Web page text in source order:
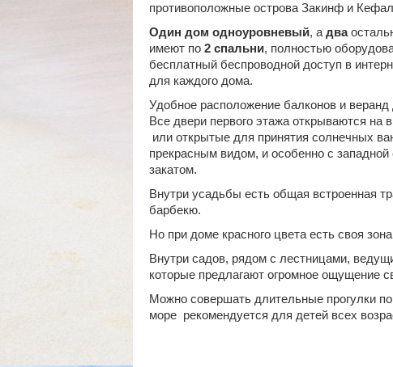
противоположные острова Закинф и
Один дом одноуровневый, а два
имеют по 2 спальни, полностью
бесплатный беспроводной доступ в
для каждого дома.
Удобное расположение балконов и
Все двери первого этажа открываются
или открытые для принятия солнечных
прекрасным видом, и особенно с
закатом.
Внутри усадьбы есть общая встроенная
барбекю.
Но при доме красного цвета есть своя
Внутри садов, рядом с лестницами,
которые предлагают огромное ощущение
Можно совершать длительные прогулки
море рекомендуется для детей всех